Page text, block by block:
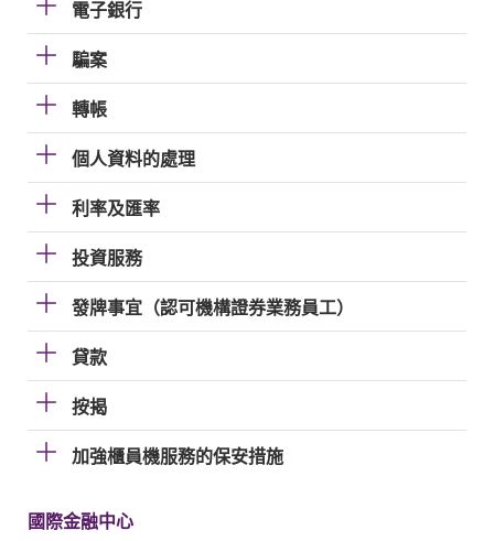
電子銀行
騙案
轉帳
個人資料的處理
利率及匯率
投資服務
發牌事宜（認可機構證券業務員工）
貸款
按揭
加強櫃員機服務的保安措施
國際金融中心